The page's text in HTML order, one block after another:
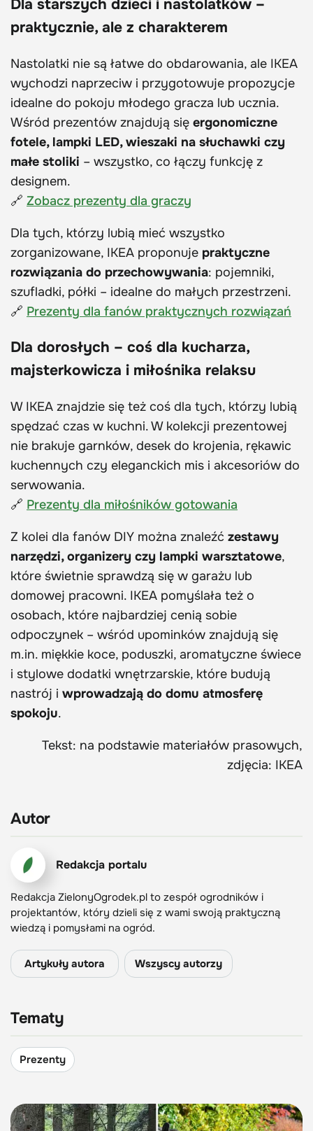
Dla starszych dzieci i nastolatków –
praktycznie, ale z charakterem
Nastolatki nie są łatwe do obdarowania, ale IKEA
wychodzi naprzeciw i przygotowuje propozycje
idealne do pokoju młodego gracza lub ucznia.
Wśród prezentów znajdują się ergonomiczne
fotele, lampki LED, wieszaki na słuchawki czy
małe stoliki – wszystko, co łączy funkcję z
designem.
🔗 Zobacz prezenty dla graczy
Dla tych, którzy lubią mieć wszystko
zorganizowane, IKEA proponuje praktyczne
rozwiązania do przechowywania: pojemniki,
szufladki, półki – idealne do małych przestrzeni.
🔗 Prezenty dla fanów praktycznych rozwiązań
Dla dorosłych – coś dla kucharza,
majsterkowicza i miłośnika relaksu
W IKEA znajdzie się też coś dla tych, którzy lubią
spędzać czas w kuchni. W kolekcji prezentowej
nie brakuje garnków, desek do krojenia, rękawic
kuchennych czy eleganckich mis i akcesoriów do
serwowania.
🔗 Prezenty dla miłośników gotowania
Z kolei dla fanów DIY można znaleźć zestawy
narzędzi, organizery czy lampki warsztatowe,
które świetnie sprawdzą się w garażu lub
domowej pracowni. IKEA pomyślała też o
osobach, które najbardziej cenią sobie
odpoczynek – wśród upominków znajdują się
m.in. miękkie koce, poduszki, aromatyczne świece
i stylowe dodatki wnętrzarskie, które budują
nastrój i wprowadzają do domu atmosferę
spokoju.
Tekst: na podstawie materiałów prasowych,
zdjęcia: IKEA
Autor
Redakcja portalu
Redakcja ZielonyOgrodek.pl to zespół ogrodników i
projektantów, który dzieli się z wami swoją praktyczną
wiedzą i pomysłami na ogród.
Artykuły autora Wszyscy autorzy
Tematy
Prezenty